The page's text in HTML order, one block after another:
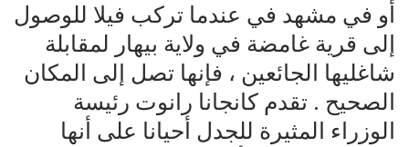
أو في مشهد في عندما تركب فيلا للوصول
إلى قرية غامضة في ولاية بيهار لمقابلة
شاغليها الجائعين ، فإنها تصل إلى المكان
الصحيح . تقدم كانجانا رانوت رئيسة
الوزراء المثيرة للجدل أحيانا على أنها